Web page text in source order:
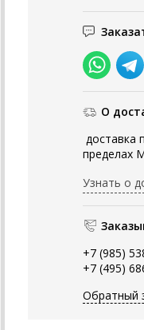
О
доставка
пределах
Узнать о
+7 (985)
+7 (495)
Обратный